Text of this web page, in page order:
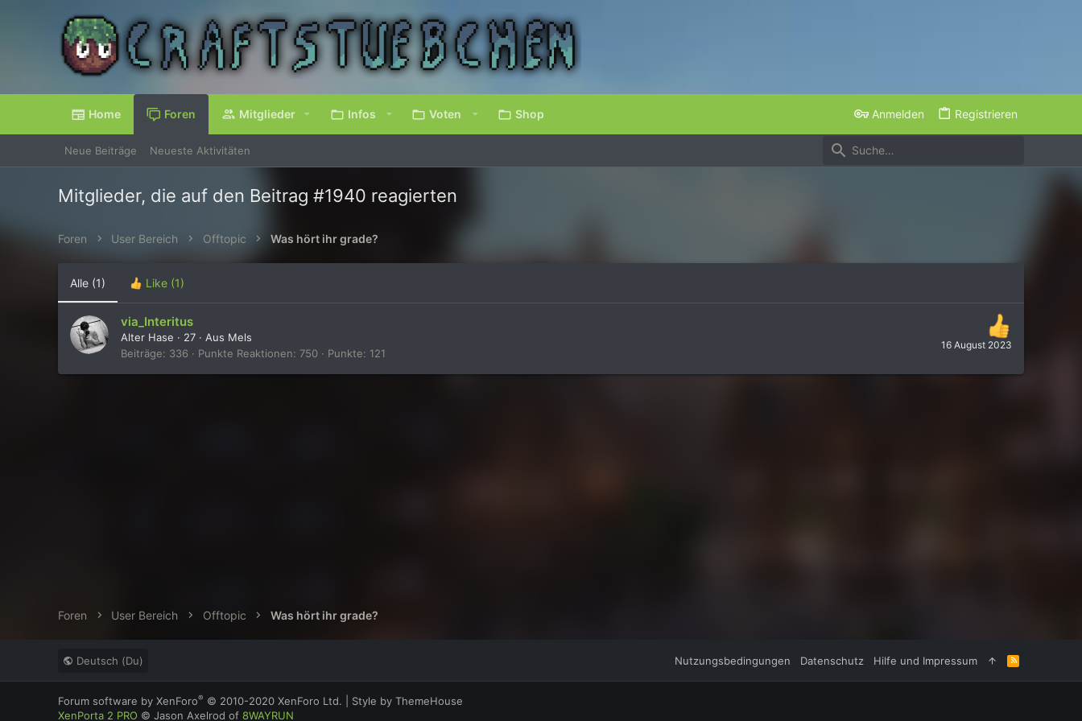
Home Foren Mitglieder Infos Voten Shop Anmelden Registrieren
Neue Beiträge Neueste Aktivitäten
Mitglieder, die auf den Beitrag #1940 reagierten
Foren User Bereich Offtopic Was hört ihr grade?
Alle (1) Like (1)
16 August 2023
via_Interitus
Alter Hase · 27 · Aus Mels
Beiträge
336 Punkte Reaktionen 750 Punkte 121
Foren User Bereich Offtopic Was hört ihr grade?
Deutsch (Du) Nutzungsbedingungen Datenschutz Hilfe und Impressum
R
S
S
Forum software by XenForo® © 2010-2020 XenForo Ltd.
Style by ThemeHouse
XenPorta 2 PRO © Jason Axelrod of 8WAYRUN